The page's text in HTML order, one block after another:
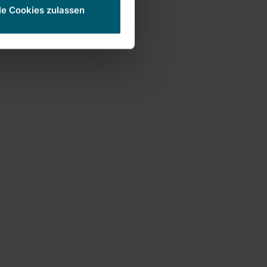
Cookies zulassen
op ooghoogte